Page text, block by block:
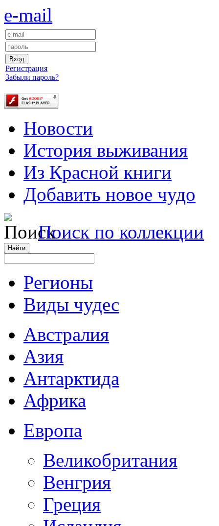
e-mail
Регистрация
Забыли пароль?
Новости
История выживания
Из Красной книги
Добавить новое чудо
Поиск по коллекции
Регионы
Виды чудес
Австралия
Азия
Антарктида
Африка
Европа
Великобритания
Венгрия
Греция